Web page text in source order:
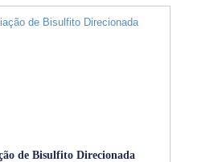
de Bisulfito Direcionada